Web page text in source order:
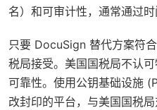
名）和可审计性，通常通过时
只要 DocuSign 替代方案符
税局接受。美国国税局不认
可靠性。使用公钥基础设施
改封印的平台，与美国国税